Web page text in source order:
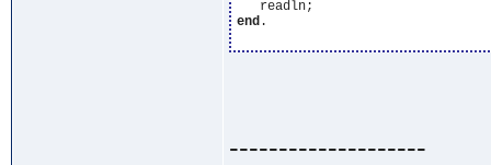
end.
--------------------